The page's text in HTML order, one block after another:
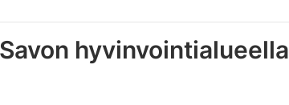
hyvinvointialueella